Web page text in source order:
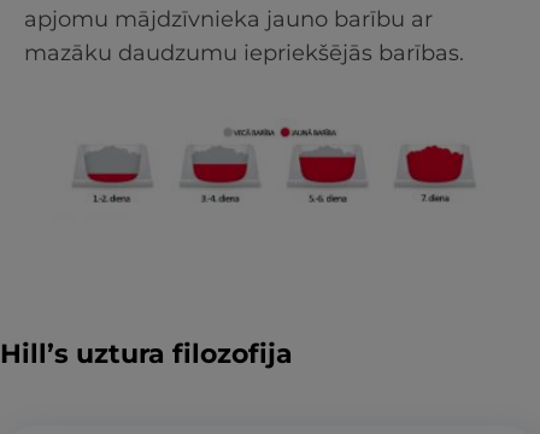
apjomu mājdzīvnieka jauno barību ar
mazāku daudzumu iepriekšējās barības.
Hill’s uztura filozofija